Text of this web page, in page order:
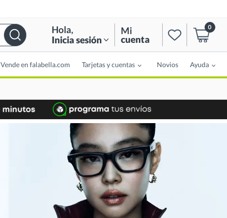
Hola,
Inicia sesión
Mi
cuenta
0
Vende en falabella.com Tarjetas y cuentas Novios Ayuda